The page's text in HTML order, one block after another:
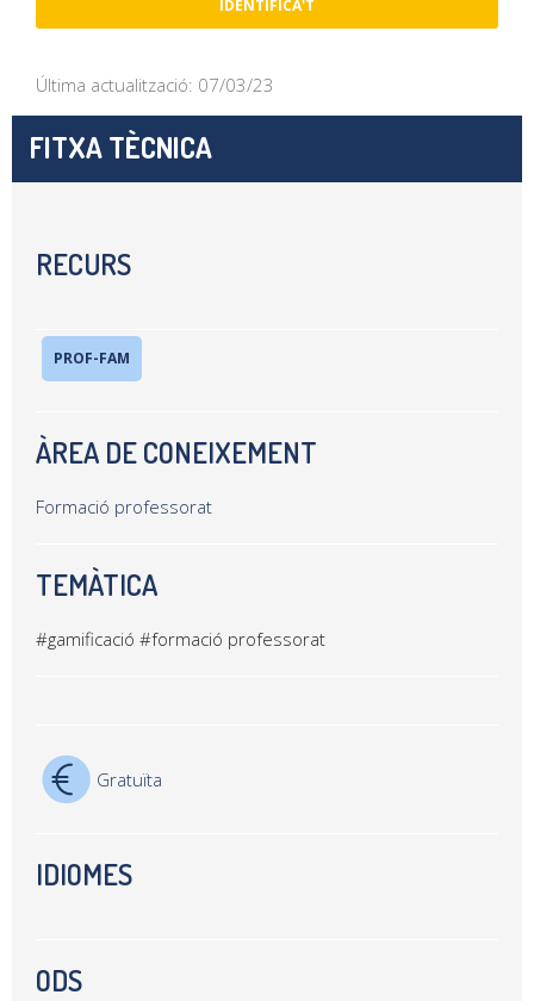
IDENTIFICA'T
Última actualització: 07/03/23
FITXA TÈCNICA
RECURS
PROF-FAM
ÀREA DE CONEIXEMENT
Formació professorat
TEMÀTICA
#gamificació #formació professorat
Gratuïta
IDIOMES
ODS